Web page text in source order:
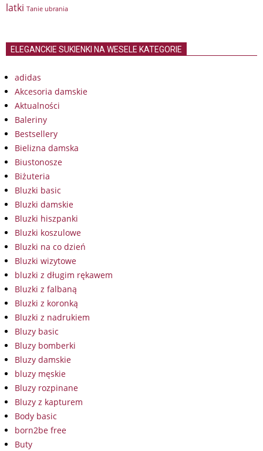
latki Tanie ubrania
ELEGANCKIE SUKIENKI NA WESELE KATEGORIE
adidas
Akcesoria damskie
Aktualności
Baleriny
Bestsellery
Bielizna damska
Biustonosze
Biżuteria
Bluzki basic
Bluzki damskie
Bluzki hiszpanki
Bluzki koszulowe
Bluzki na co dzień
Bluzki wizytowe
bluzki z długim rękawem
Bluzki z falbaną
Bluzki z koronką
Bluzki z nadrukiem
Bluzy basic
Bluzy bomberki
Bluzy damskie
bluzy męskie
Bluzy rozpinane
Bluzy z kapturem
Body basic
born2be free
Buty